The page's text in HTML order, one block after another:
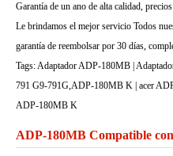
Garantía de un ano de alta calidad,
Le brindamos el mejor servicio Todos
garantía de reembolsar por 30 días,
Tags: Adaptador ADP-180MB |
791 G9-791G,ADP-180MB K | acer
ADP-180MB K
ADP-180MB Compatible